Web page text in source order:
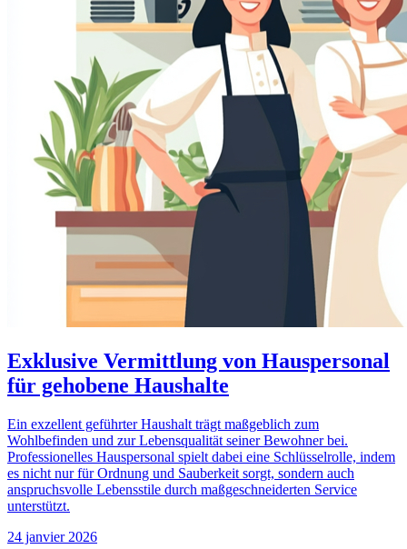
Exklusive Vermittlung von Hauspersonal
für gehobene Haushalte
Ein exzellent geführter Haushalt trägt maßgeblich zum
Wohlbefinden und zur Lebensqualität seiner Bewohner bei.
Professionelles Hauspersonal spielt dabei eine Schlüsselrolle, indem
es nicht nur für Ordnung und Sauberkeit sorgt, sondern auch
anspruchsvolle Lebensstile durch maßgeschneiderten Service
unterstützt.
24 janvier 2026